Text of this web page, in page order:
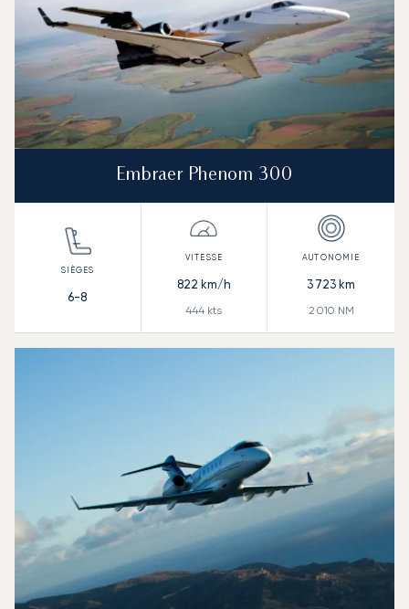
Embraer Phenom 300
6-8
822 km/h
444 kts
3 723 km
2 010 NM